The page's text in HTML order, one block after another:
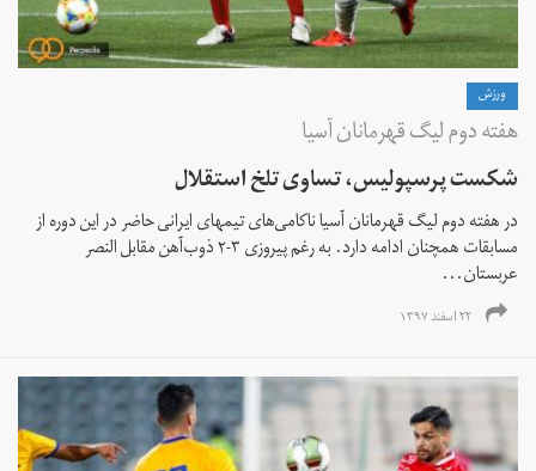
ورزش
هفته دوم لیگ قهرمانان آسیا
شکست پرسپولیس، تساوی تلخ استقلال
در هفته دوم لیگ قهرمانان آسیا ناکامی‌‌های تیمهای ایرانی حاضر در این دوره از
مسابقات همچنان ادامه دارد. به رغم پیروزی ۳-۲ ذوب‌آهن مقابل النصر
عربستان...
۲۲ اسفند ۱۳۹۷